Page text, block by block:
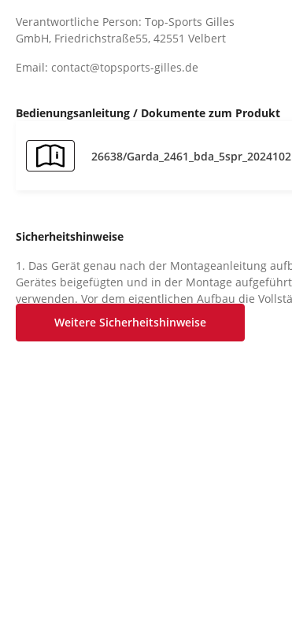
Verantwortliche Person: Top-Sports Gilles
GmbH, Friedrichstraße55, 42551 Velbert
Email: contact@topsports-gilles.de
Bedienungsanleitung / Dokumente zum Produkt
26638/
Sicherheitshinweise
1. Das Gerät genau nach der Montageanleitung
Gerätes beigefügten und in der Montage
verwenden. Vor dem eigentlichen Aufbau die
Lieferscheins und die Vollständigkeit des
Weitere Sicherheitshinweise